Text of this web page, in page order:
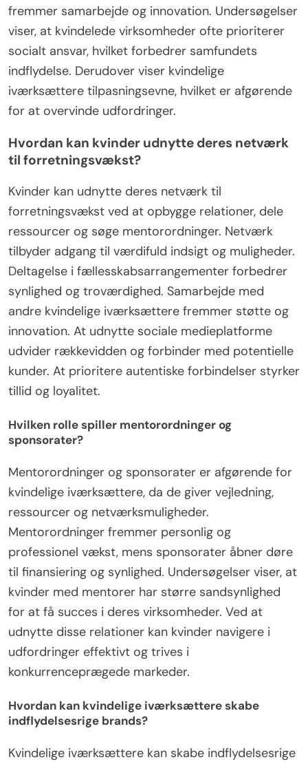
fremmer samarbejde og innovation. Undersøgelser
viser, at kvindelede virksomheder ofte prioriterer
socialt ansvar, hvilket forbedrer samfundets
indflydelse. Derudover viser kvindelige
iværksættere tilpasningsevne, hvilket er afgørende
for at overvinde udfordringer.
Hvordan kan kvinder udnytte deres netværk
til forretningsvækst?
Kvinder kan udnytte deres netværk til
forretningsvækst ved at opbygge relationer, dele
ressourcer og søge mentorordninger. Netværk
tilbyder adgang til værdifuld indsigt og muligheder.
Deltagelse i fællesskabsarrangementer forbedrer
synlighed og troværdighed. Samarbejde med
andre kvindelige iværksættere fremmer støtte og
innovation. At udnytte sociale medieplatforme
udvider rækkevidden og forbinder med potentielle
kunder. At prioritere autentiske forbindelser styrker
tillid og loyalitet.
Hvilken rolle spiller mentorordninger og
sponsorater?
Mentorordninger og sponsorater er afgørende for
kvindelige iværksættere, da de giver vejledning,
ressourcer og netværksmuligheder.
Mentorordninger fremmer personlig og
professionel vækst, mens sponsorater åbner døre
til finansiering og synlighed. Undersøgelser viser, at
kvinder med mentorer har større sandsynlighed
for at få succes i deres virksomheder. Ved at
udnytte disse relationer kan kvinder navigere i
udfordringer effektivt og trives i
konkurrenceprægede markeder.
Hvordan kan kvindelige iværksættere skabe
indflydelsesrige brands?
Kvindelige iværksættere kan skabe indflydelsesrige